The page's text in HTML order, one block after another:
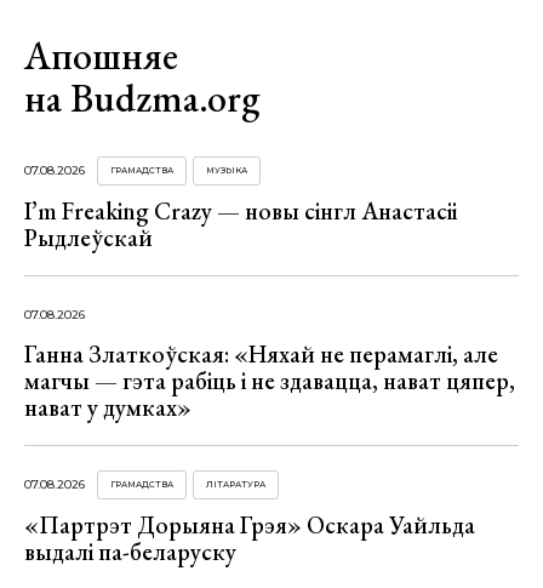
Апошняе
на Budzma.org
07.08.2026 ГРАМАДСТВА МУЗЫКА
I’m Freaking Crazy — новы сінгл Анастасіі
Рыдлеўскай
07.08.2026
Ганна Златкоўская: «Няхай не перамаглі, але
магчы — гэта рабіць і не здавацца, нават цяпер,
нават у думках»
07.08.2026 ГРАМАДСТВА ЛІТАРАТУРА
«Партрэт Дорыяна Грэя» Оскара Уайльда
выдалі па-беларуску